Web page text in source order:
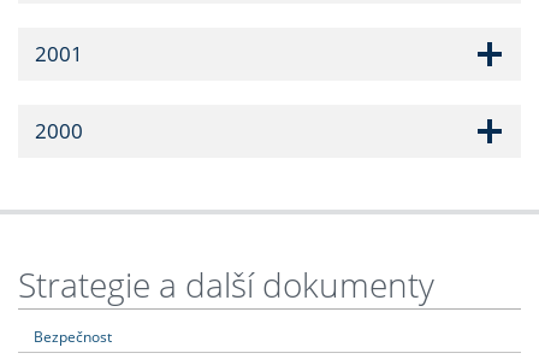
2001
2000
Strategie a další dokumenty
Bezpečnost